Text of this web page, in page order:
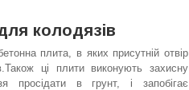
колодязів
плита, в яких присутній отвір
ці плити виконують захисну
просідати в грунт, і запобігає